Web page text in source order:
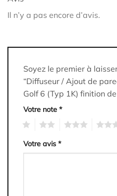
Il n’y a pas encore d’avis.
Soyez le premier à
“Diffuseur / Ajout de
Golf 6 (Typ 1K) finition
Votre note *
Votre avis *